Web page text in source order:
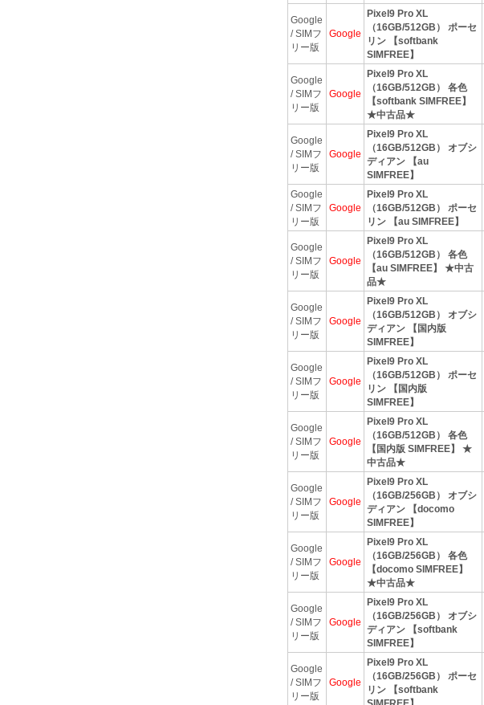
Google
/ SIMフ
リー版
Google
Pixel9 Pro XL
（16GB/512GB） ポーセ
リン 【softbank
SIMFREE】
Google
/ SIMフ
リー版
Google
Pixel9 Pro XL
（16GB/512GB） 各色
【softbank SIMFREE】
★中古品★
Google
/ SIMフ
リー版
Google
Pixel9 Pro XL
（16GB/512GB） オブシ
ディアン 【au
SIMFREE】
Google
/ SIMフ
リー版
Google
Pixel9 Pro XL
（16GB/512GB） ポーセ
リン 【au SIMFREE】
Google
/ SIMフ
リー版
Google
Pixel9 Pro XL
（16GB/512GB） 各色
【au SIMFREE】 ★中古
品★
Google
/ SIMフ
リー版
Google
Pixel9 Pro XL
（16GB/512GB） オブシ
ディアン 【国内版
SIMFREE】
Google
/ SIMフ
リー版
Google
Pixel9 Pro XL
（16GB/512GB） ポーセ
リン 【国内版
SIMFREE】
Google
/ SIMフ
リー版
Google
Pixel9 Pro XL
（16GB/512GB） 各色
【国内版 SIMFREE】 ★
中古品★
Google
/ SIMフ
リー版
Google
Pixel9 Pro XL
（16GB/256GB） オブシ
ディアン 【docomo
SIMFREE】
Google
/ SIMフ
リー版
Google
Pixel9 Pro XL
（16GB/256GB） 各色
【docomo SIMFREE】
★中古品★
Google
/ SIMフ
リー版
Google
Pixel9 Pro XL
（16GB/256GB） オブシ
ディアン 【softbank
SIMFREE】
Google
/ SIMフ
リー版
Google
Pixel9 Pro XL
（16GB/256GB） ポーセ
リン 【softbank